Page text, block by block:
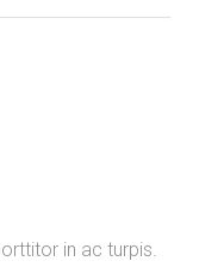
in ac turpis.